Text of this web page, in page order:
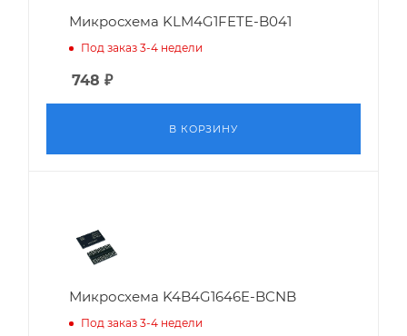
Микросхема KLM4G1FETE-B041
Под заказ 3-4 недели
748 ₽
В КОРЗИНУ
Микросхема K4B4G1646E-BCNB
Под заказ 3-4 недели